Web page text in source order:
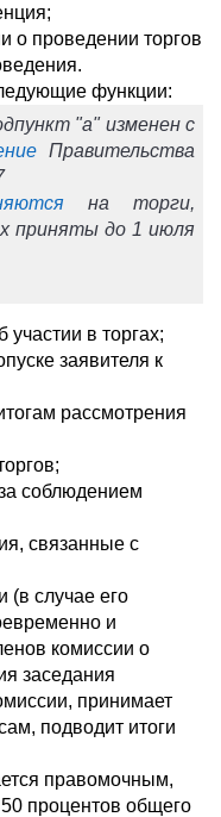
о проведении торгов
функции:
"а" изменен с
Правительства
на торги,
приняты до 1 июля
участии в торгах;
заявителя к
рассмотрения
соблюдением
связанные с
(в случае его
и
комиссии о
заседания
принимает
подводит итоги
правомочным,
процентов общего